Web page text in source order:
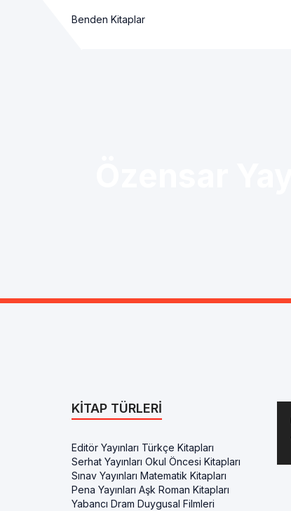
Benden Kitaplar
KITAP TÜRLERI
Editör Yayınları Türkçe Kitapları
Serhat Yayınları Okul Öncesi Kitapları
Sınav Yayınları Matematik Kitapları
Pena Yayınları Aşk Roman Kitapları
Yabancı Dram Duygusal Filmleri